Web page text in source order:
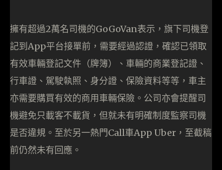
擁有超過2萬名司機的GoGoVan表示，旗下司機登
記到App平台接單前，需要經過認證，確認已領取
有效車輛登記文件（牌簿）、車輛的商業登記證、
行車證、駕駛執照、身分證、保險資料等等，車主
亦需要購買有效的商用車輛保險。公司亦會提醒司
機避免只載客不載貨，但就未有明確制度監察司機
是否違規。至於另一熱門Call車App Uber，至截稿
前仍然未有回應。